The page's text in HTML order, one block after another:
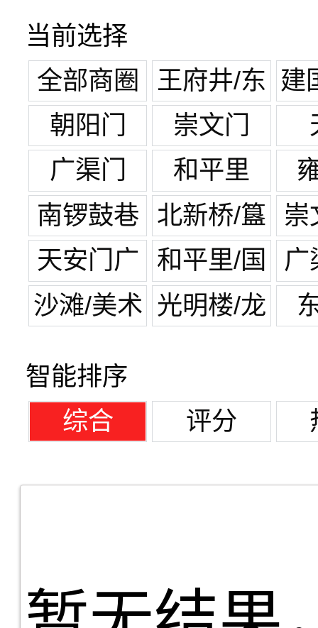
当前选择
全部商圈
王府井/东
单
建
朝阳门 崇文门
广渠门
和平里
南锣鼓巷
北新桥/簋
街
崇
天安门广
场
和平里/国
展中心
广
沙滩/美术 光明楼/龙
智能排序
综合
评分